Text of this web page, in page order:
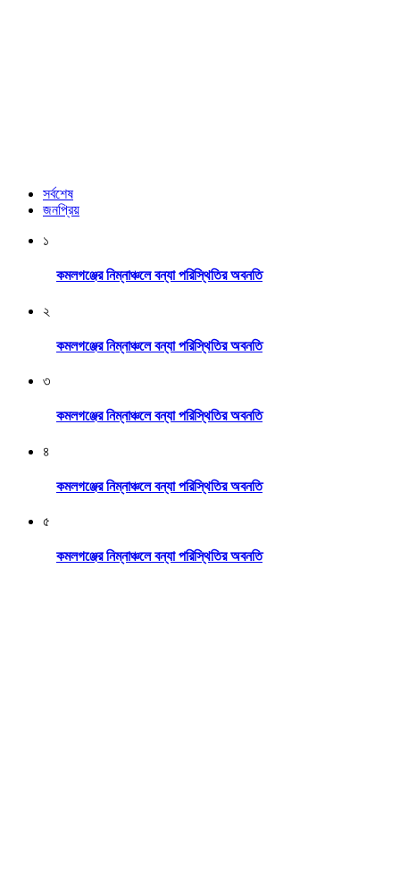
সর্বশেষ
জনপ্রিয়
১
কমলগঞ্জের নিম্নাঞ্চলে বন্যা পরিস্থিতির অবনতি
২
কমলগঞ্জের নিম্নাঞ্চলে বন্যা পরিস্থিতির অবনতি
৩
কমলগঞ্জের নিম্নাঞ্চলে বন্যা পরিস্থিতির অবনতি
৪
কমলগঞ্জের নিম্নাঞ্চলে বন্যা পরিস্থিতির অবনতি
৫
কমলগঞ্জের নিম্নাঞ্চলে বন্যা পরিস্থিতির অবনতি